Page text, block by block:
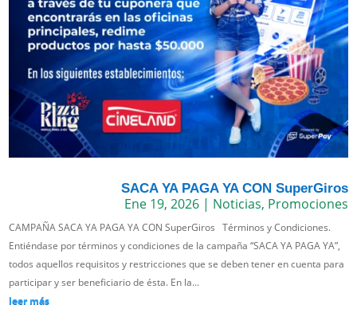
SACA YA PAGA YA CON SuperGiros
Ene 19, 2026| Noticias, Promociones
CAMPAÑA SACA YA PAGA YA CON SuperGiros Términos y Condiciones.
Entiéndase por términos y condiciones de la campaña “SACA YA PAGA YA”,
todos aquellos requisitos y restricciones que se deben tener en cuenta para
participar y ser beneficiario de ésta. En la...
leer más